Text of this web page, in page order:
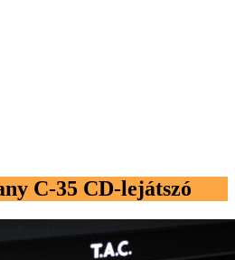
C-35 CD-lejátszó